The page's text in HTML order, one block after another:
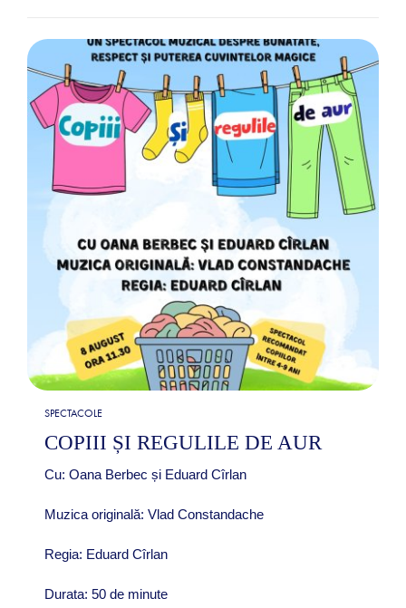
SPECTACOLE
COPIII ȘI REGULILE DE AUR
Cu: Oana Berbec și Eduard Cîrlan
Muzica originală: Vlad Constandache
Regia: Eduard Cîrlan
Durata: 50 de minute